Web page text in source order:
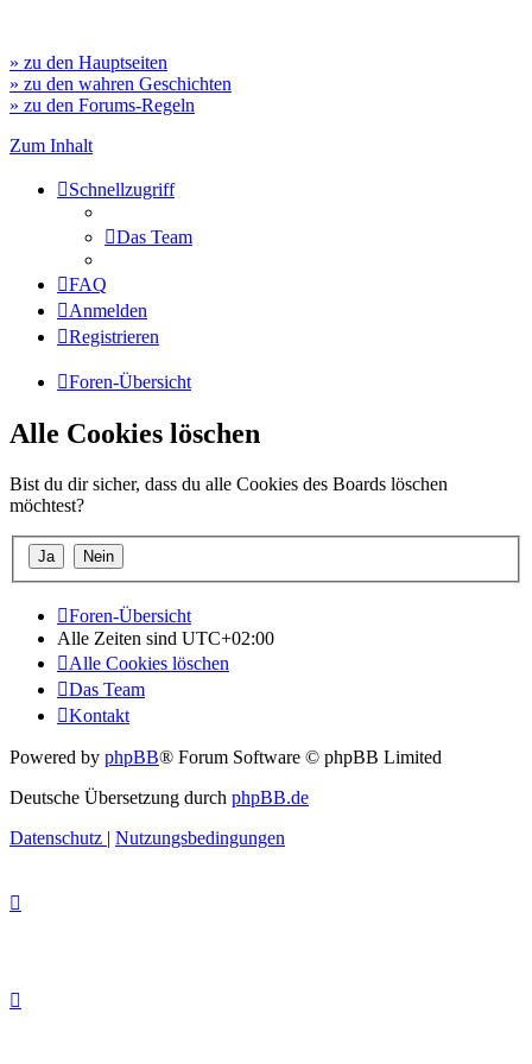
» zu den Hauptseiten
» zu den wahren Geschichten
» zu den Forums-Regeln
Zum Inhalt
Schnellzugriff
Das Team
FAQ
Anmelden
Registrieren
Foren-Übersicht
Alle Cookies löschen
Bist du dir sicher, dass du alle Cookies des Boards löschen
möchtest?
Foren-Übersicht
Alle Zeiten sind UTC+02:00
Alle Cookies löschen
Das Team
Kontakt
Powered by phpBB® Forum Software © phpBB Limited
Deutsche Übersetzung durch phpBB.de
Datenschutz | Nutzungsbedingungen